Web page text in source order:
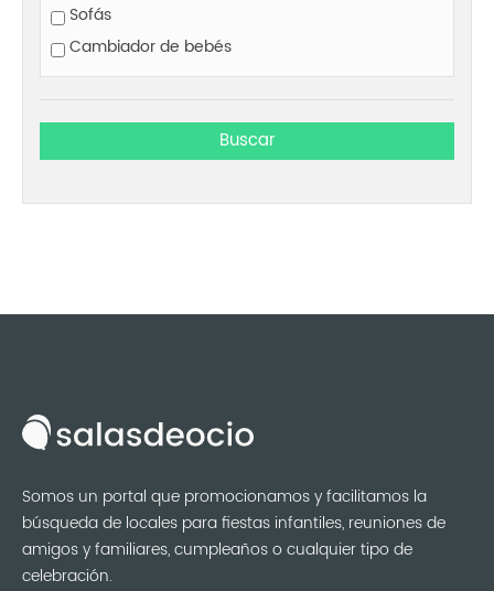
Sofás
Cambiador de bebés
Somos un portal que promocionamos y facilitamos la
búsqueda de locales para fiestas infantiles, reuniones de
amigos y familiares, cumpleaños o cualquier tipo de
celebración.